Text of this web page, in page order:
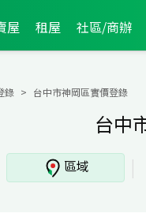
屋 租屋 社區/商辦
錄 台中市神岡區實價登錄
台中
區域 |